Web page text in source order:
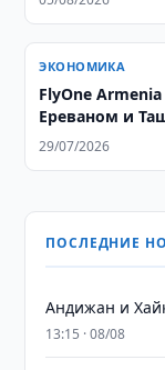
ЭКОНОМИКА
FlyOne
Ереваном и
29/07/2026
ПОСЛЕДНИЕ
Андижан и
13:15 · 08/08